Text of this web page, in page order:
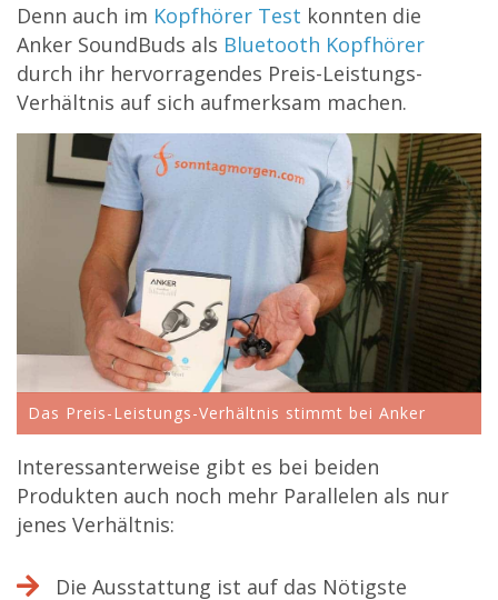
Denn auch im Kopfhörer Test konnten die
Anker SoundBuds als Bluetooth Kopfhörer
durch ihr hervorragendes Preis-Leistungs-
Verhältnis auf sich aufmerksam machen.
Das Preis-Leistungs-Verhältnis stimmt bei Anker
Interessanterweise gibt es bei beiden
Produkten auch noch mehr Parallelen als nur
jenes Verhältnis:
Die Ausstattung ist auf das Nötigste